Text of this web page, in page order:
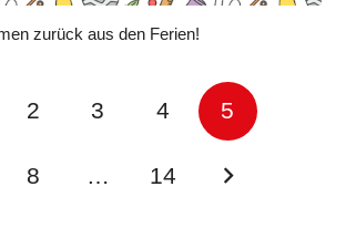
zurück aus den Ferien!
2 3 4 5
8 … 14